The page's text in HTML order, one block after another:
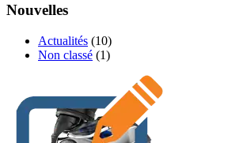
Nouvelles
Actualités (10)
Non classé (1)